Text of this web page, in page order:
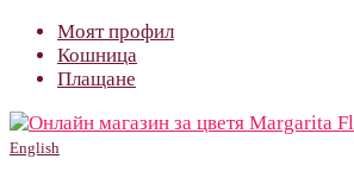
Моят профил
Кошница
Плащане
English